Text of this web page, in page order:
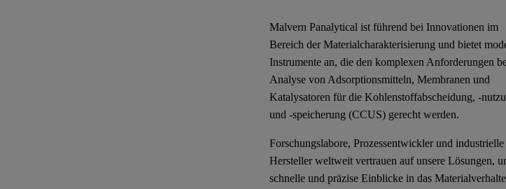
Malvern Panalytical ist führend bei Innovationen im
Bereich der Materialcharakterisierung und bietet
Instrumente an, die den komplexen Anforderungen
Analyse von Adsorptionsmitteln, Membranen und
Katalysatoren für die Kohlenstoffabscheidung, -
und -speicherung (CCUS) gerecht werden.
Forschungslabore, Prozessentwickler und industrielle
Hersteller weltweit vertrauen auf unsere Lösungen,
schnelle und präzise Einblicke in das